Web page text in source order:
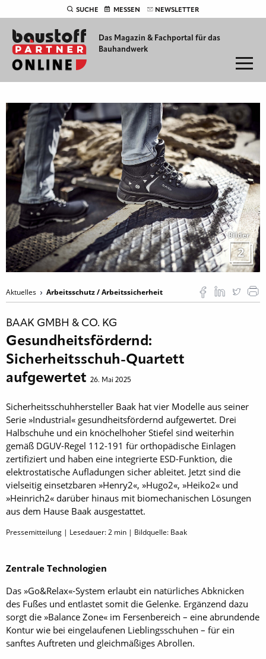
SUCHE MESSEN NEWSLETTER
Das Magazin & Fachportal für das
Bauhandwerk
Bilder
2
Aktuelles Arbeitsschutz / Arbeitssicherheit
BAAK GMBH & CO. KG
Gesundheitsfördernd:
Sicherheitsschuh-Quartett
aufgewertet 26. Mai 2025
Sicherheitsschuhhersteller Baak hat vier Modelle aus seiner
Serie »Industrial« gesundheitsfördernd aufgewertet. Drei
Halbschuhe und ein knöchelhoher Stiefel sind weiterhin
gemäß DGUV-Regel 112-191 für orthopädische Einlagen
zertifiziert und haben eine integrierte ESD-Funktion, die
elektrostatische Aufladungen sicher ableitet. Jetzt sind die
vielseitig einsetzbaren »Henry2«, »Hugo2«, »Heiko2« und
»Heinrich2« darüber hinaus mit biomechanischen Lösungen
aus dem Hause Baak ausgestattet.
Pressemitteilung | Lesedauer:2 min | Bildquelle: Baak
Zentrale Technologien
Das »Go&Relax«-System erlaubt ein natürliches Abknicken
des Fußes und entlastet somit die Gelenke. Ergänzend dazu
sorgt die »Balance Zone« im Fersenbereich – eine abrundende
Kontur wie bei eingelaufenen Lieblingsschuhen – für ein
sanftes Auftreten und gleichmäßiges Abrollen.